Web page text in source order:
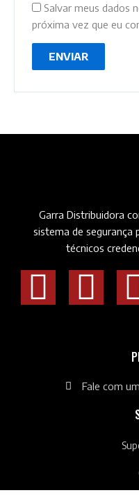
Salvar meus dados
próxima vez que eu
Garra Distribuidora
sistema de segurança
técnicos
Fale com